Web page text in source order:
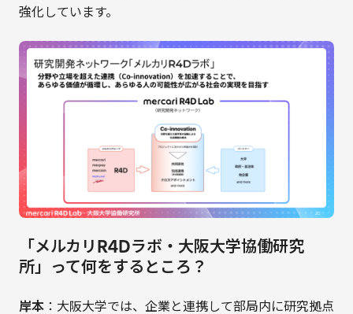
強化しています。
「メルカリR4Dラボ・大阪大学協働研究
所」って何をするところ？
岸本：大阪大学では、企業と連携して部局内に研究拠点